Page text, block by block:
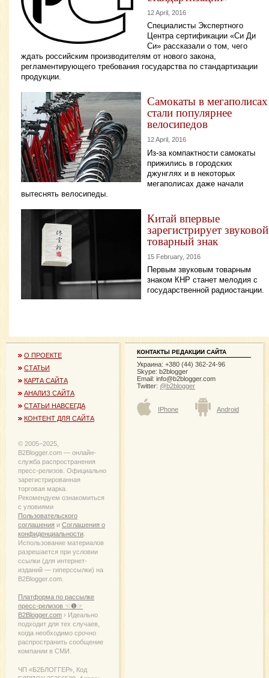
12 April, 2016
Специалисты Экспертного
Центра сертификации «Си Ди
Си» рассказали о том, чего
ждать российским производителям от нового закона,
регламентирующего требования государства по стандартизации
продукции.
Самокаты в мегаполисах
стали популярнее
велосипедов
12 April, 2016
Из-за компактности самокаты
прижились в городских
джунглях и в некоторых
мегаполисах даже начали
вытеснять велосипеды.
Китай впервые
зарегистрирует звуковой
товарный знак
15 February, 2016
Первым звуковым товарным
знаком КНР станет мелодия с
государственной радиостанции.
О ПРОЕКТЕ
СТАТЬИ
КАРТА САЙТА
АНАЛИЗ САЙТА
СТАТЬИ НАВСЕГДА
КОНТЕНТ ДЛЯ САЙТА
© 2005−2025,
B2Blogger.com — онлайн-
служба распространения
пресс-релизов. Официально
зарегистрированная
торговая марка.
Рекомендуем ознакомиться
с уловиями
Пользовательского
соглашения и Соглашения о
конфиденциальности
Использование материалов
разрешается при условии
ссылки (для интернет-
изданий — гиперссылки) на
B2Blogger.com.
Платформа по рассылке
пресс-релизов ☜❶☞
B2Blogger.com › Идеально
подходит для тех случаев,
когда необходимо срочно
распространить сообщение
компании в СМИ.
ЧП «Б2БЛОГГЕР», Код
КОНТАКТЫ РЕДАКЦИИ САЙТА
Украина: +380 (44) 362-24-96
Skype: b2blogger
Email: info@b2blogger.com
Twitter: @b2blogger
IPhone Android